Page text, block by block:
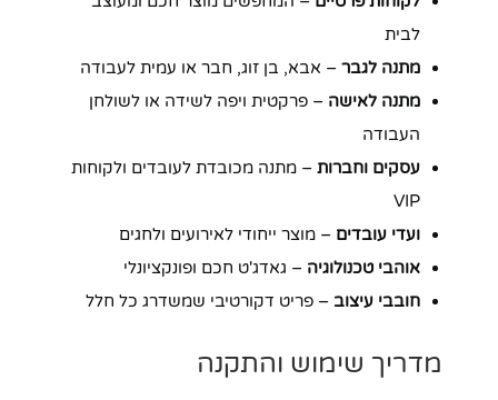
לבית
מתנה לגבר – אבא, בן זוג, חבר או עמית לעבודה
מתנה לאישה – פרקטית ויפה לשידה או לשולחן
העבודה
עסקים וחברות – מתנה מכובדת לעובדים ולקוחות
VIP
ועדי עובדים – מוצר ייחודי לאירועים ולחגים
אוהבי טכנולוגיה – גאדג'ט חכם ופונקציונלי
חובבי עיצוב – פריט דקורטיבי שמשדרג כל חלל
מדריך שימוש והתקנה